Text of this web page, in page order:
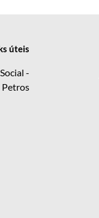
úteis
-
Petros